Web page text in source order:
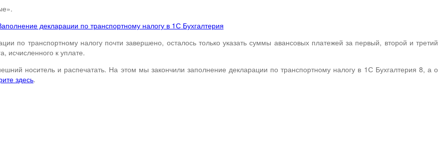
по транспортному налогу почти завершено, осталось только указать суммы авансовых платежей за первый, второй и третий
исчисленного к уплате.
носитель и распечатать. На этом мы закончили заполнение декларации по транспортному налогу в 1С Бухгалтерия 8, а о
здесь.